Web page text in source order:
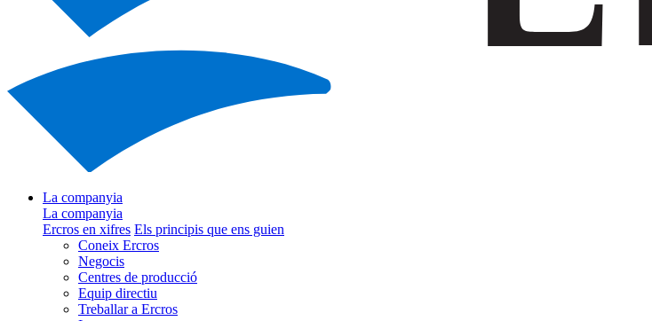
La companyia
La companyia
Ercros en xifres Els principis que ens guien
Coneix Ercros
Negocis
Centres de producció
Equip directiu
Treballar a Ercros